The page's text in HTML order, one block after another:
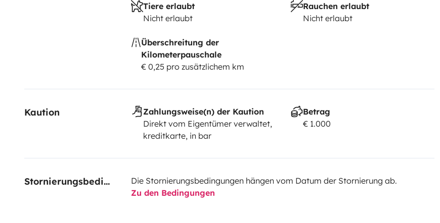
Tiere erlaubt
Nicht erlaubt
Rauchen erlaubt
Nicht erlaubt
Überschreitung der
Kilometerpauschale
€ 0,25 pro zusätzlichem km
Kaution
Zahlungsweise(n) der Kaution
Direkt vom Eigentümer verwaltet,
kreditkarte, in bar
Betrag
€ 1.000
Stornierungsbedingungen
Die Stornierungsbedingungen hängen vom Datum der Stornierung ab.
Zu den Bedingungen